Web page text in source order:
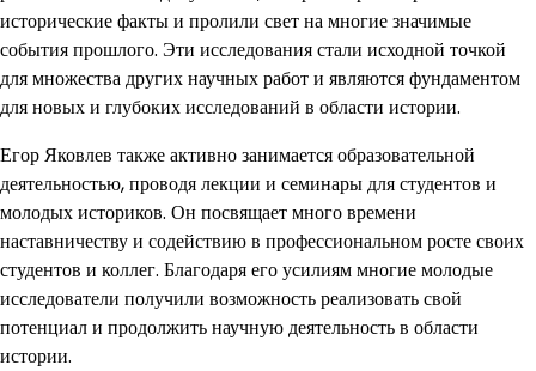
исторические факты и пролили свет на многие значимые
события прошлого. Эти исследования стали исходной точкой
для множества других научных работ и являются фундаментом
для новых и глубоких исследований в области истории.
Егор Яковлев также активно занимается образовательной
деятельностью, проводя лекции и семинары для студентов и
молодых историков. Он посвящает много времени
наставничеству и содействию в профессиональном росте своих
студентов и коллег. Благодаря его усилиям многие молодые
исследователи получили возможность реализовать свой
потенциал и продолжить научную деятельность в области
истории.